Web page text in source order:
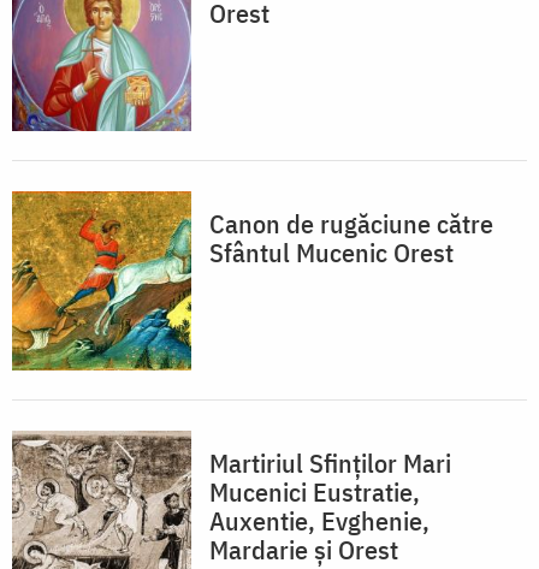
Orest
Canon de rugăciune către
Sfântul Mucenic Orest
Martiriul Sfinților Mari
Mucenici Eustratie,
Auxentie, Evghenie,
Mardarie și Orest